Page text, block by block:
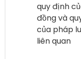
quy định
đồng và
của pháp
liên quan